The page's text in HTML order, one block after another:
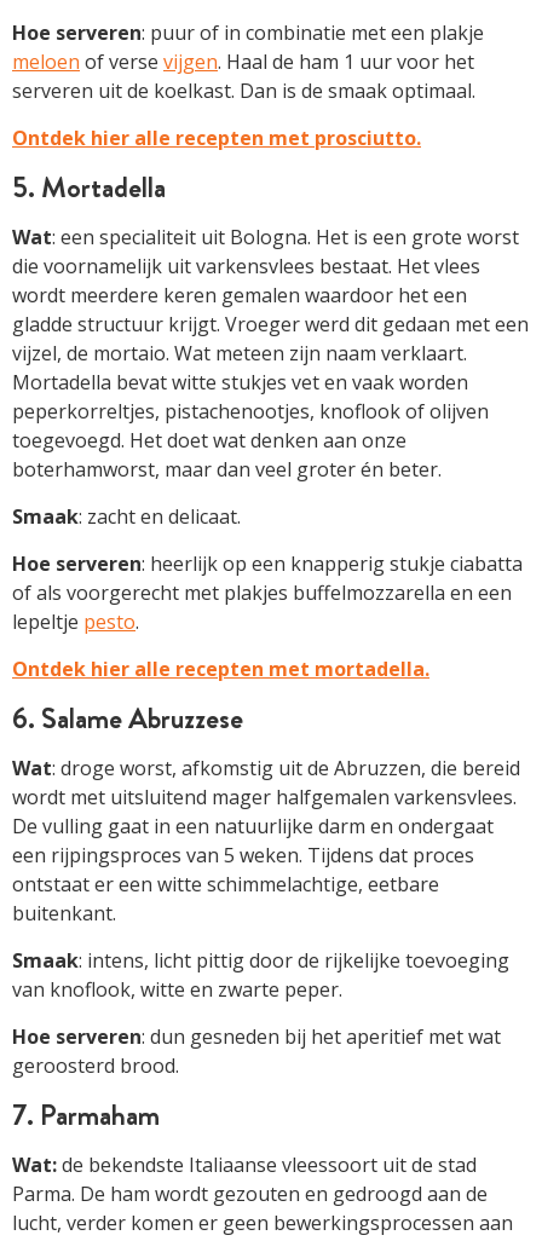
Hoe serveren: puur of in combinatie met een plakje
meloen of verse vijgen. Haal de ham 1 uur voor het
serveren uit de koelkast. Dan is de smaak optimaal.
Ontdek hier alle recepten met prosciutto.
5. Mortadella
Wat: een specialiteit uit Bologna. Het is een grote worst
die voornamelijk uit varkensvlees bestaat. Het vlees
wordt meerdere keren gemalen waardoor het een
gladde structuur krijgt. Vroeger werd dit gedaan met een
vijzel, de mortaio. Wat meteen zijn naam verklaart.
Mortadella bevat witte stukjes vet en vaak worden
peperkorreltjes, pistachenootjes, knoflook of olijven
toegevoegd. Het doet wat denken aan onze
boterhamworst, maar dan veel groter én beter.
Smaak: zacht en delicaat.
Hoe serveren: heerlijk op een knapperig stukje ciabatta
of als voorgerecht met plakjes buffelmozzarella en een
lepeltje pesto.
Ontdek hier alle recepten met mortadella.
6. Salame Abruzzese
Wat: droge worst, afkomstig uit de Abruzzen, die bereid
wordt met uitsluitend mager halfgemalen varkensvlees.
De vulling gaat in een natuurlijke darm en ondergaat
een rijpingsproces van 5 weken. Tijdens dat proces
ontstaat er een witte schimmelachtige, eetbare
buitenkant.
Smaak: intens, licht pittig door de rijkelijke toevoeging
van knoflook, witte en zwarte peper.
Hoe serveren: dun gesneden bij het aperitief met wat
geroosterd brood.
7. Parmaham
Wat:de bekendste Italiaanse vleessoort uit de stad
Parma. De ham wordt gezouten en gedroogd aan de
lucht, verder komen er geen bewerkingsprocessen aan